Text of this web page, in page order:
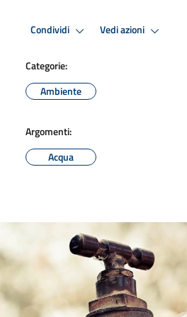
Condividi Vedi azioni
Categorie:
Ambiente
Argomenti:
Acqua